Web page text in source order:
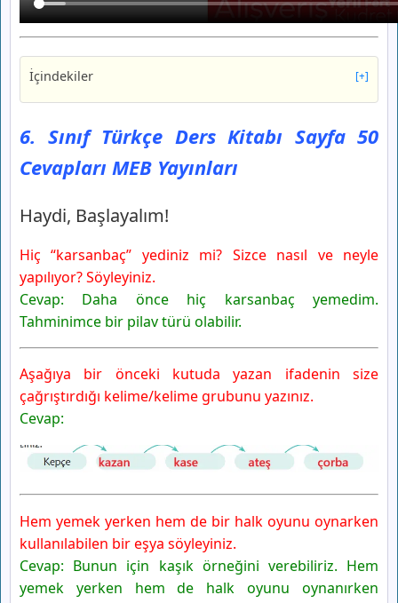
İçindekiler [+]
6. Sınıf Türkçe Ders Kitabı Sayfa 50 Cevapları MEB
Yayınları
Haydi, Başlayalım!
Değerlendirelim
Yayınları
2. Anlayalım
6. Sınıf Türkçe Ders Kitabı Sayfa 52 Cevapları MEB
Yayınları
3. Anlayalım
6. Sınıf Türkçe Ders Kitabı Sayfa 53 Cevapları MEB
Yayınları
5. Anlayalım
6. Sınıf Türkçe Ders Kitabı Sayfa 54 Cevapları MEB
Yayınları
1. Anlatalım
2. Anlatalım
6. Sınıf Türkçe Ders Kitabı Sayfa 55 Cevapları MEB
Yayınları
3. Anlatalım
6. Sınıf Türkçe Ders Kitabı Sayfa 56 Cevapları MEB
Yayınları
6. Sınıf Türkçe Ders Kitabı Sayfa 50
Cevapları MEB Yayınları
Haydi, Başlayalım!
Hiç “karsanbaç” yediniz mi? Sizce nasıl ve neyle
yapılıyor? Söyleyiniz.
Cevap: Daha önce hiç karsanbaç yemedim.
Tahminimce bir pilav türü olabilir.
Aşağıya bir önceki kutuda yazan ifadenin size
çağrıştırdığı kelime/kelime grubunu yazınız.
Cevap:
Hem yemek yerken hem de bir halk oyunu oynarken
kullanılabilen bir eşya söyleyiniz.
Cevap: Bunun için kaşık örneğini verebiliriz. Hem
yemek yerken hem de halk oyunu oynanırken